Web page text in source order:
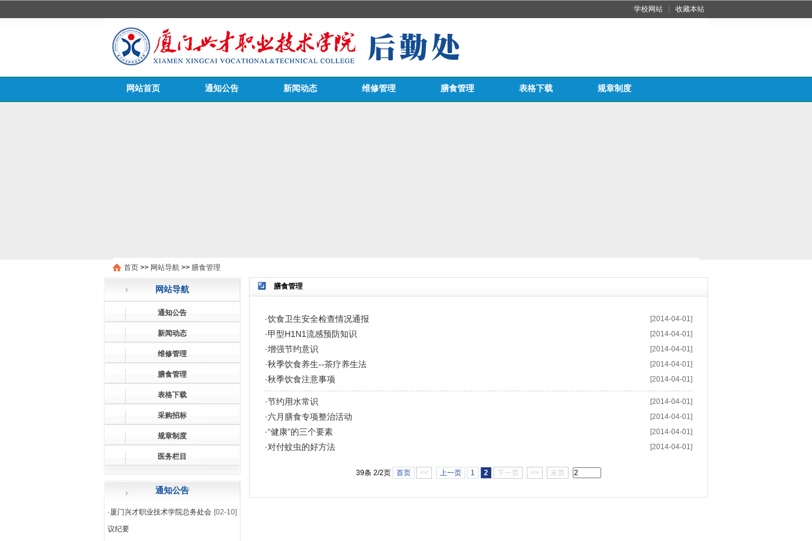
学校网站 收藏本站
网站首页 通知公告 新闻动态 维修管理 膳食管理 表格下载 规章制度
首页 >> 网站导航 >> 膳食管理
网站导航
通知公告
新闻动态
维修管理
膳食管理
表格下载
采购招标
规章制度
医务栏目
通知公告
[02-10]
·厦门兴才职业技术学院总务处会
议纪要
膳食管理
[2014-04-01]
·饮食卫生安全检查情况通报
[2014-04-01]
·甲型H1N1流感预防知识
[2014-04-01]
·增强节约意识
[2014-04-01]
·秋季饮食养生--茶疗养生法
[2014-04-01]
·秋季饮食注意事项
[2014-04-01]
·节约用水常识
[2014-04-01]
·六月膳食专项整治活动
[2014-04-01]
·“健康”的三个要素
[2014-04-01]
·对付蚊虫的好方法
39条 2/2页 首页 << 上一页 1 2 下一页 >> 末页